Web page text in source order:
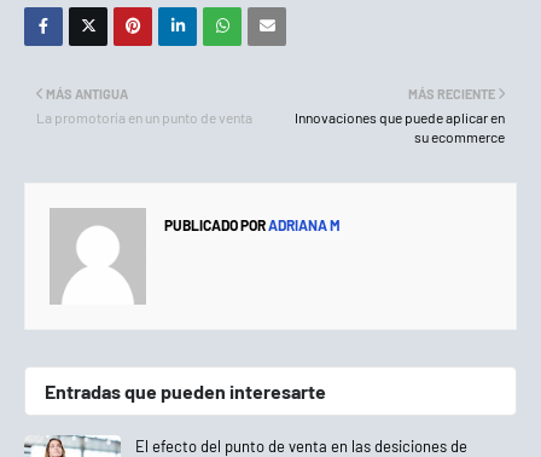
MÁS RECIENTE
Innovaciones que puede aplicar en
su ecommerce
MÁS ANTIGUA
La promotoría en un punto de venta
PUBLICADO POR ADRIANA M
Entradas que pueden interesarte
El efecto del punto de venta en las desiciones de